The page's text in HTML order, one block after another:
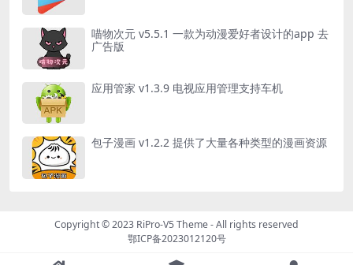
喵物次元 v5.5.1 一款为动漫爱好者设计的app 去
广告版
应用管家 v1.3.9 电视应用管理支持车机
包子漫画 v1.2.2 提供了大量各种类型的漫画资源
Copyright © 2023 RiPro-V5 Theme- All rights reserved
鄂ICP备2023012120号